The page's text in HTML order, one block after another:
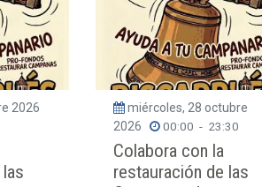
2026
miércoles, 28 octubre
2026
00:00 - 23:30
Colabora con la
restauración de las